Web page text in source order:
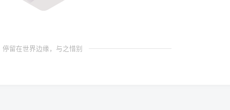
停留在世界边缘，与之惜别